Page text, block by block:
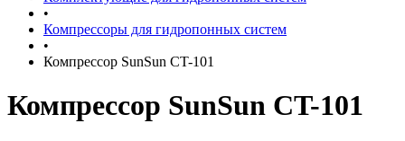
•
Компрессоры для гидропонных систем
•
Компрессор SunSun CT-101
Компрессор SunSun CT-101